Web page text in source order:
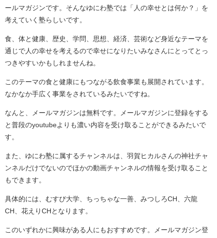
ールマガジンです。そんなゆにわ塾では「人の幸せとは何か？」を
考えていく塾らしいです。
食、体と健康、歴史、学問、思想、経済、芸術など身近なテーマを
通じで人の幸せを考えるので幸せになりたいみなさんにとってとっ
つきやすいかもしれませんね。
このテーマの食と健康にもつながる飲食事業も展開されています。
なかなか手広く事業をされているみたいですね。
なんと、メールマガジンは無料です。メールマガジンに登録をする
と普段のyoutubeよりも濃い内容を受け取ることができるみたいで
す。
また、ゆにわ塾に属するチャンネルは、羽賀ヒカルさんの神社チャ
ンネルだけでないのでほかの動画チャンネルの情報を受け取ること
もできます。
具体的には、むすび大学、ちっちゃな一善、みつしろCH、六龍
CH、花えりCHとなります。
このいずれかに興味がある人にもおすすめです。メールマガジン登